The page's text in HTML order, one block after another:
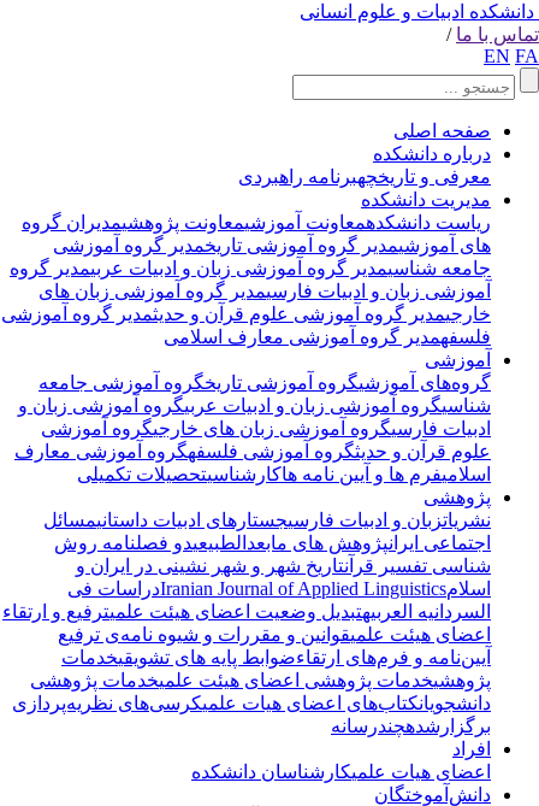
ادبیات و علوم انسانی
با ما /
EN
صفحه اصلی
درباره دانشکده
معرفی و تاریخچهبرنامه راهبردی
مدیریت دانشکده
ریاست دانشکدهمعاونت آموزشیمعاونت پژوهشیمدیران گروه
های آموزشیمدیر گروه آموزشی تاریخمدیر گروه آموزشی
جامعه شناسیمدیر گروه آموزشی زبان و ادبیات عربی مدیر گروه
آموزشی زبان و ادبیات فارسیمدیر گروه آموزشی زبان های
خارجیمدیر گروه آموزشی علوم قرآن و حدیثمدیر گروه آموزشی
فلسفهمدیر گروه آموزشی معارف اسلامی
آموزشی
گروه‌های آموزشیگروه آموزشی تاریخگروه آموزشی جامعه
شناسیگروه آموزشی زبان و ادبیات عربی گروه آموزشی زبان و
ادبیات فارسیگروه آموزشی زبان های خارجیگروه آموزشی
علوم قرآن و حدیثگروه آموزشی فلسفهگروه آموزشی معارف
اسلامیفرم ها و آیین نامه هاکارشناسیتحصیلات تکمیلی
پژوهشی
نشریاتزبان و ادبیات فارسیجستارهای ادبیات داستانیمسائل
اجتماعی ایران پژوهش های مابعدالطبیعیدو فصلنامه روش
شناسی تفسیر قرآن تاریخ شهر و شهر نشینی در ایران و
اسلامIranian Journal of Applied Linguisticsدراسات فی
السردانیه العربیهتبدیل وضعیت اعضای هیئت علمیترفیع و ارتقاء
اعضای هیئت علمیقوانین و مقررات و شیوه نامه‌ی ترفیع
آیین‌نامه و فرم‌های ارتقاءضوابط پایه های تشویقیخدمات
پژوهشیخدمات پژوهشی اعضای هیئت علمیخدمات پژوهشی
دانشجویانکتاب‌های اعضای هیات علمیکرسی‌های نظریه‌پردازی
برگزارشدهچندرسانه
افراد
اعضای هیات علمیکارشناسان دانشکده
دانش‌آموختگان